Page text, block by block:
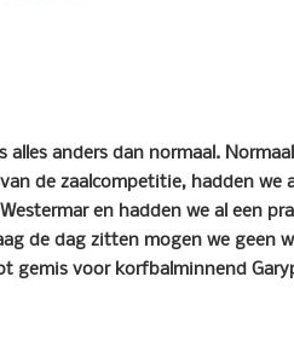
alles anders dan normaal.
de zaalcompetitie, hadden we
en hadden we al een
de dag zitten mogen we geen
gemis voor korfbalminnend